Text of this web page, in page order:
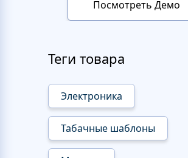
Посмотреть Демо
Теги товара
Электроника
Табачные шаблоны